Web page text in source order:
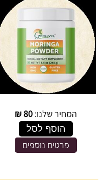
המחיר שלנו: 80
₪
הוסף לסל
פרטים נוספים